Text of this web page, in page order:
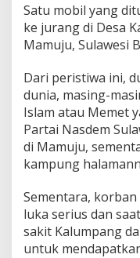
Satu mobil yang
ke jurang di Desa
Mamuju, Sulawesi
Dari peristiwa ini,
dunia, masing-
Islam atau Memet
Partai Nasdem
di Mamuju,
kampung
Sementara,
luka serius dan
sakit Kalumpang
untuk